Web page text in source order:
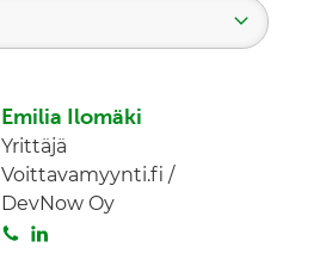
Emilia Ilomäki
Yrittäjä
Voittavamyynti.fi /
DevNow Oy
S